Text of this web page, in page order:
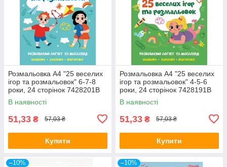
Розмальовка A4 "25 веселих
ігор та розмальовок" 6-7-8
роки, 24 сторінок 7428201В
В наявності
51,33 ₴ 57,03 ₴
Купити
Розмальовка A4 "25 веселих
ігор та розмальовок" 4-5-6
роки, 24 сторінок 7428191В
В наявності
51,33 ₴ 57,03 ₴
Купити
–10% –10%